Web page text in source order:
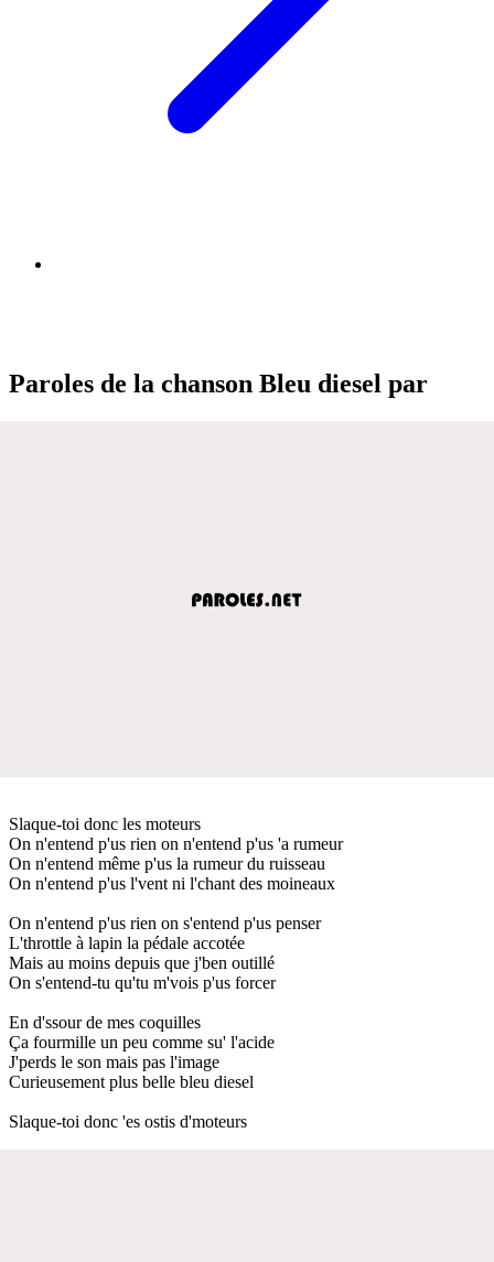
Paroles de la chanson Bleu diesel par
Slaque-toi donc les moteurs
On n'entend p'us rien on n'entend p'us 'a rumeur
On n'entend même p'us la rumeur du ruisseau
On n'entend p'us l'vent ni l'chant des moineaux
On n'entend p'us rien on s'entend p'us penser
L'throttle à lapin la pédale accotée
Mais au moins depuis que j'ben outillé
On s'entend-tu qu'tu m'vois p'us forcer
En d'ssour de mes coquilles
Ça fourmille un peu comme su' l'acide
J'perds le son mais pas l'image
Curieusement plus belle bleu diesel
Slaque-toi donc 'es ostis d'moteurs